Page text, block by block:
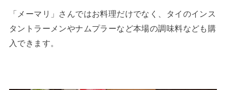
「メーマリ」さんではお料理だけでなく、タイのインス
タントラーメンやナムプラーなど本場の調味料なども購
入できます。